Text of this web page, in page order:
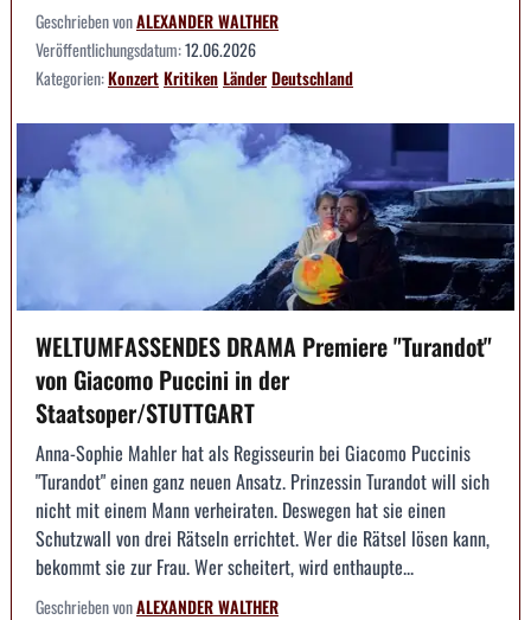
Geschrieben vonALEXANDER WALTHER
Veröffentlichungsdatum:12.06.2026
Kategorien:KonzertKritikenLänderDeutschland
WELTUMFASSENDES DRAMA Premiere "Turandot"
von Giacomo Puccini in der
Staatsoper/STUTTGART
Anna-Sophie Mahler hat als Regisseurin bei Giacomo Puccinis
"Turandot" einen ganz neuen Ansatz. Prinzessin Turandot will sich
nicht mit einem Mann verheiraten. Deswegen hat sie einen
Schutzwall von drei Rätseln errichtet. Wer die Rätsel lösen kann,
bekommt sie zur Frau. Wer scheitert, wird enthaupte...
Geschrieben vonALEXANDER WALTHER